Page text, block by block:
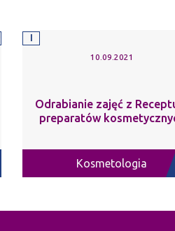
I
10.09.2021
Odrabianie zajęć z
preparatów
Kosmetologia